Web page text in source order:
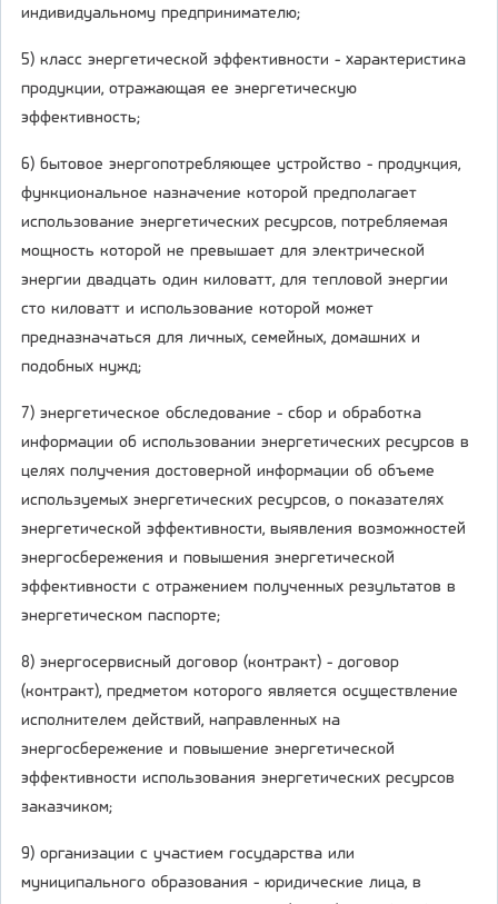
индивидуальному предпринимателю;
5) класс энергетической эффективности - характеристика
продукции, отражающая ее энергетическую
эффективность;
6) бытовое энергопотребляющее устройство - продукция,
функциональное назначение которой предполагает
использование энергетических ресурсов, потребляемая
мощность которой не превышает для электрической
энергии двадцать один киловатт, для тепловой энергии
сто киловатт и использование которой может
предназначаться для личных, семейных, домашних и
подобных нужд;
7) энергетическое обследование - сбор и обработка
информации об использовании энергетических ресурсов в
целях получения достоверной информации об объеме
используемых энергетических ресурсов, о показателях
энергетической эффективности, выявления возможностей
энергосбережения и повышения энергетической
эффективности с отражением полученных результатов в
энергетическом паспорте;
8) энергосервисный договор (контракт) - договор
(контракт), предметом которого является осуществление
исполнителем действий, направленных на
энергосбережение и повышение энергетической
эффективности использования энергетических ресурсов
заказчиком;
9) организации с участием государства или
муниципального образования - юридические лица, в